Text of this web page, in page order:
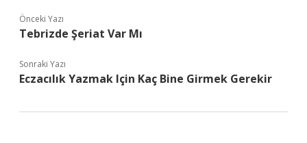
Önceki Yazı
Tebrizde Şeriat Var Mı
Sonraki Yazı
Eczacılık Yazmak Için Kaç Bine Girmek Gerekir